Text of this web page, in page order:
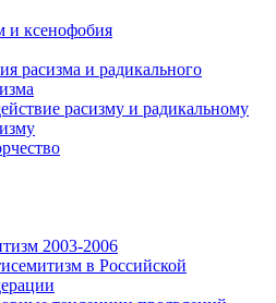
и ксенофобия
расизма и радикального
расизму и радикальному
2003-2006
в Российской